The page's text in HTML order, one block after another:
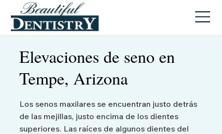
Elevaciones de seno en
Tempe, Arizona
Los senos maxilares se encuentran justo detrás
de las mejillas, justo encima de los dientes
superiores. Las raíces de algunos dientes del